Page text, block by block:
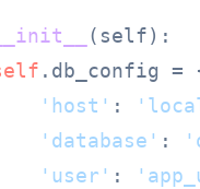
__init__ ( self):
.db_config =
'host' :
'database' :
'user' :